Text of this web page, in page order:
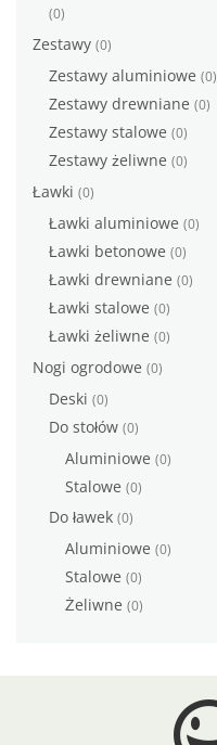
(0)
Zestawy (0)
Zestawy aluminiowe (0)
Zestawy drewniane (0)
Zestawy stalowe (0)
Zestawy żeliwne (0)
Ławki (0)
Ławki aluminiowe (0)
Ławki betonowe (0)
Ławki drewniane (0)
Ławki stalowe (0)
Ławki żeliwne (0)
Nogi ogrodowe (0)
Deski (0)
Do stołów (0)
Aluminiowe (0)
Stalowe (0)
Do ławek (0)
Aluminiowe (0)
Stalowe (0)
Żeliwne (0)